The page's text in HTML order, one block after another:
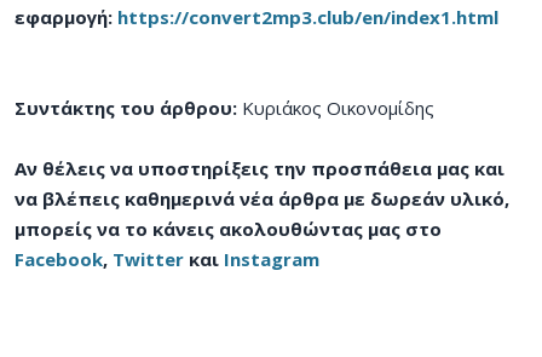
εφαρμογή: https://convert2mp3.club/en/index1.html
Συντάκτης του άρθρου: Κυριάκος Οικονομίδης
Αν θέλεις να υποστηρίξεις την προσπάθεια μας και
να βλέπεις καθημερινά νέα άρθρα με δωρεάν υλικό,
μπορείς να το κάνεις ακολουθώντας μας στο
Facebook, Twitter και Instagram